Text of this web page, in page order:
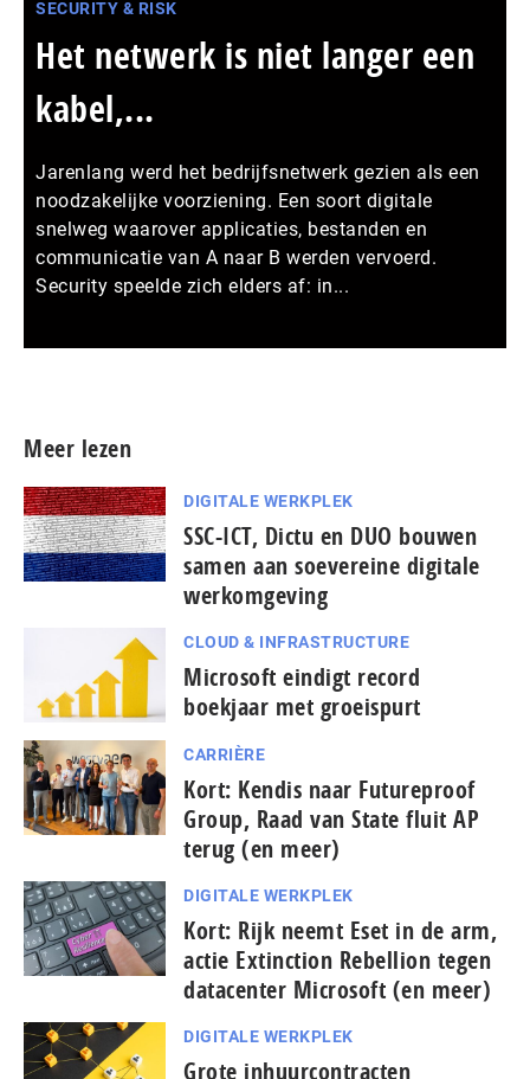
SECURITY & RISK
Het netwerk is niet langer een
kabel,...
Jarenlang werd het bedrijfsnetwerk gezien als een
noodzakelijke voorziening. Een soort digitale
snelweg waarover applicaties, bestanden en
communicatie van A naar B werden vervoerd.
Security speelde zich elders af: in...
Meer lezen
DIGITALE WERKPLEK
SSC-ICT, Dictu en DUO bouwen
samen aan soevereine digitale
werkomgeving
CLOUD & INFRASTRUCTURE
Microsoft eindigt record
boekjaar met groeispurt
CARRIÈRE
Kort: Kendis naar Futureproof
Group, Raad van State fluit AP
terug (en meer)
DIGITALE WERKPLEK
Kort: Rijk neemt Eset in de arm,
actie Extinction Rebellion tegen
datacenter Microsoft (en meer)
DIGITALE WERKPLEK
Grote inhuurcontracten